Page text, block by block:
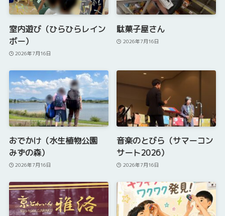
室内遊び（ひらひらレイン
ボー）
2026年7月16日
駄菓子屋さん
2026年7月16日
おでかけ（水生植物公園
みずの森）
2026年7月16日
音楽のとびら（サマーコン
サート2026）
2026年7月16日